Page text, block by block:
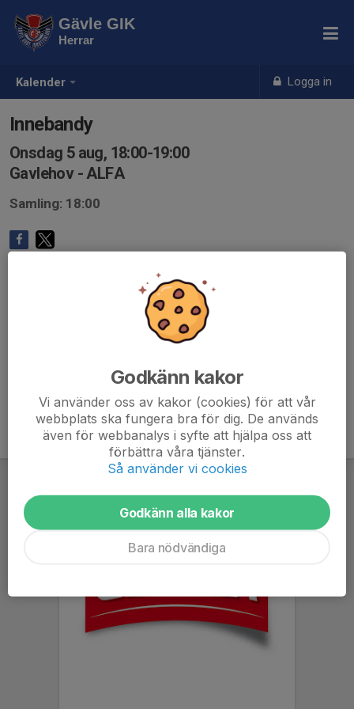
Kalender Logga in
Gävle GIK
Herrar
Innebandy
Onsdag 5 aug, 18:00-19:00
Gavlehov - ALFA
Samling: 18:00
Godkänn kakor
Vi använder oss av kakor (cookies) för att vår
webbplats ska fungera bra för dig. De används
även för webbanalys i syfte att hjälpa oss att
förbättra våra tjänster.
Så använder vi cookies
Godkänn alla kakor
Bara nödvändiga